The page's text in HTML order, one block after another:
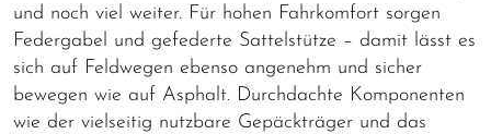
und noch viel weiter. Für hohen Fahrkomfort sorgen
Federgabel und gefederte Sattelstütze – damit lässt es
sich auf Feldwegen ebenso angenehm und sicher
bewegen wie auf Asphalt. Durchdachte Komponenten
wie der vielseitig nutzbare Gepäckträger und das